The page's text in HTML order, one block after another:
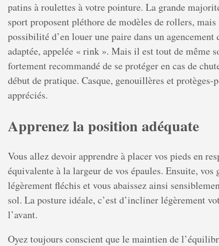
patins à roulettes à votre pointure. La grande
sport proposent pléthore de modèles de rollers, mais
possibilité d’en louer une paire dans un agencement
adaptée, appelée « rink ». Mais il est tout de même
fortement recommandé de se protéger en cas de
début de pratique. Casque, genouillères et protèges-
appréciés.
Apprenez la position adéquate
Vous allez devoir apprendre à placer vos pieds en
équivalente à la largeur de vos épaules. Ensuite, vos
légèrement fléchis et vous abaissez ainsi
sol. La posture idéale, c’est d’incliner légèrement
l’avant.
Oyez toujours conscient que le maintien de